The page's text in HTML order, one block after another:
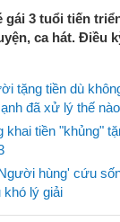
gái 3 tuổi tiến
ca hát. Điều
tặng tiền dù
đã xử lý thế
khai tiền "khủng"
hùng' cứu
khó lý giải